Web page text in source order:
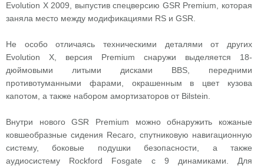
Evolution X 2009, выпустив спецверсию GSR Premium, которая
заняла место между модификациями RS и GSR.
Не особо отличаясь техническими деталями от других
Evolution X, версия Premium снаружи выделяется 18-
дюймовыми литыми дисками BBS, передними
противотуманными фарами, окрашенным в цвет кузова
капотом, а также набором амортизаторов от Bilstein.
Внутри нового GSR Premium можно обнаружить кожаные
ковшеобразные сидения Recaro, спутниковую навигационную
систему, боковые подушки безопасности, а также
аудиосистему Rockford Fosgate с 9 динамиками. Для